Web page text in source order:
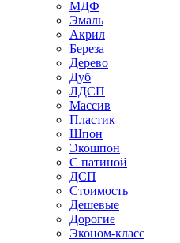
МДФ
Эмаль
Акрил
Береза
Дерево
Дуб
ЛДСП
Массив
Пластик
Шпон
Экошпон
С патиной
ДСП
Стоимость
Дешевые
Дорогие
Эконом-класс